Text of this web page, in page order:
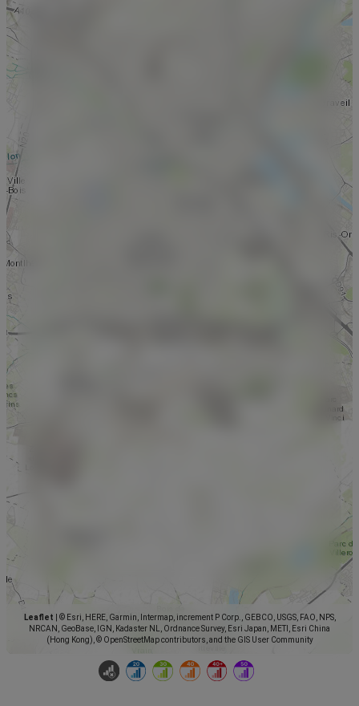
Leaflet
© Esri, HERE, Garmin, Intermap, increment P Corp., GEBCO, USGS, FAO, NPS,
NRCAN, GeoBase, IGN, Kadaster NL, Ordnance Survey, Esri Japan, METI, Esri China
(Hong Kong), © OpenStreetMap contributors, and the GIS User Community